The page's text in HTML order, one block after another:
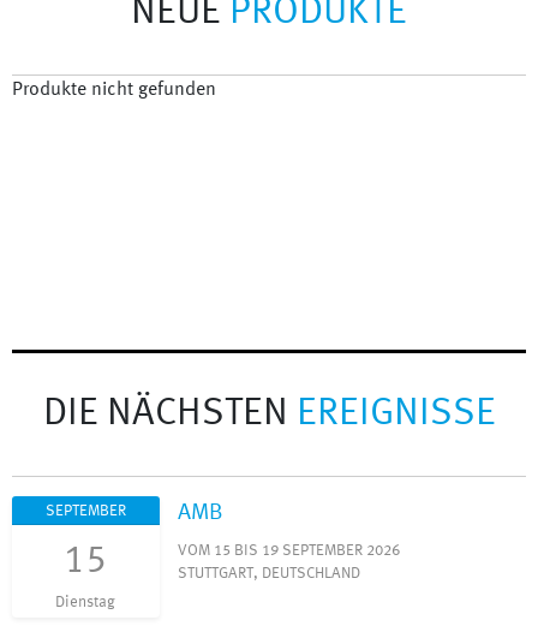
NEUE PRODUKTE
Produkte nicht gefunden
DIE NÄCHSTEN EREIGNISSE
SEPTEMBER
15
Dienstag
AMB
VOM 15 BIS 19 SEPTEMBER 2026
STUTTGART, DEUTSCHLAND